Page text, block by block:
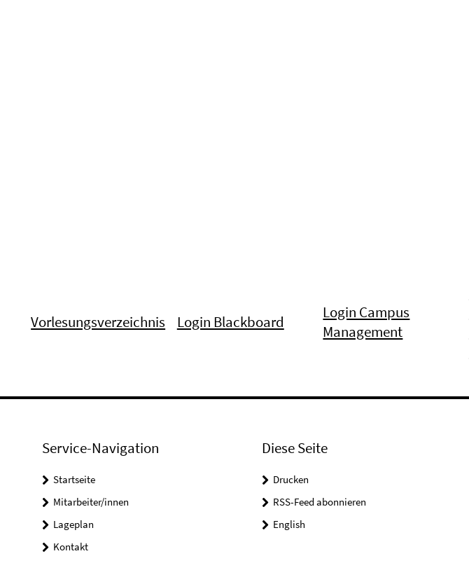
Vorlesungsverzeichnis Login Blackboard
Login Campus
Management
Service-Navigation
Startseite
Mitarbeiter/innen
Lageplan
Kontakt
Diese Seite
Drucken
RSS-Feed abonnieren
English